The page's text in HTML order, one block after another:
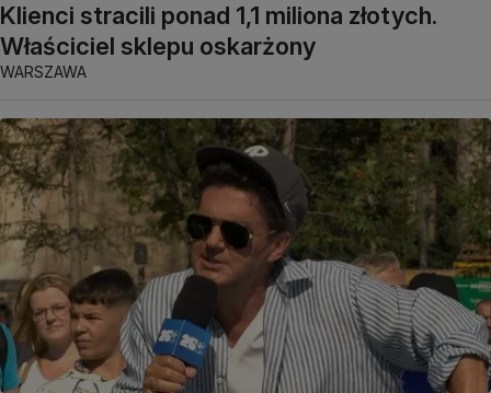
Klienci stracili ponad 1,1 miliona złotych.
Właściciel sklepu oskarżony
WARSZAWA